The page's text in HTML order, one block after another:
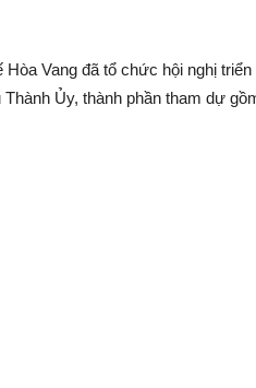
Vang đã tổ chức hội nghị
Ủy, thành phần tham dự